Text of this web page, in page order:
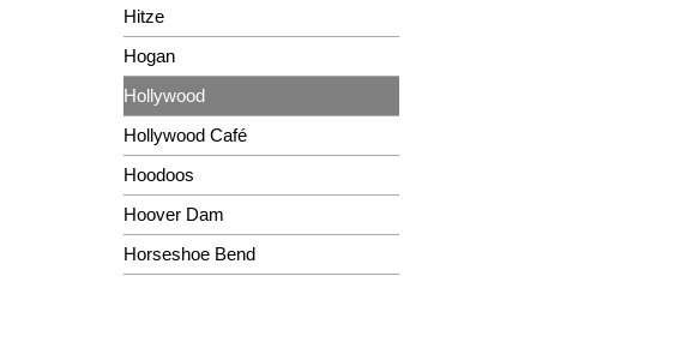
Hitze
Hogan
Hollywood
Hollywood Café
Hoodoos
Hoover Dam
Horseshoe Bend